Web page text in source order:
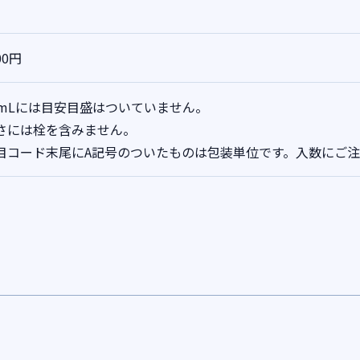
円
には目安目盛はついていません。
は栓を含みません。
ード末尾にA記号のついたものは包装単位です。入数にご注